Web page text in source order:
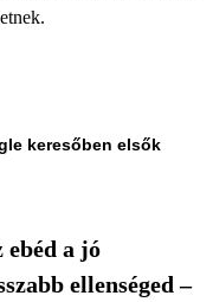
keresőben elsők
ebéd a jó
ellenséged –